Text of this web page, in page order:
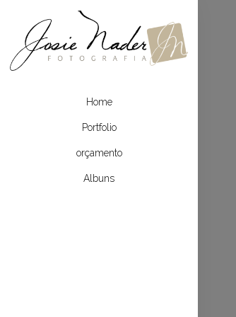
Home
Portfolio
orçamento
Albuns